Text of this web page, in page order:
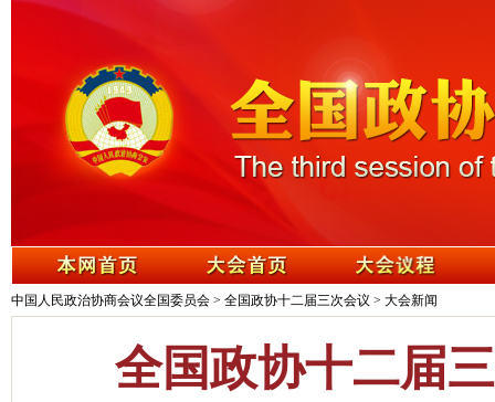
中国人民政治协商会议全国委员会 > 全国政协十二届三次会议 > 大会新闻
全国政协十二届